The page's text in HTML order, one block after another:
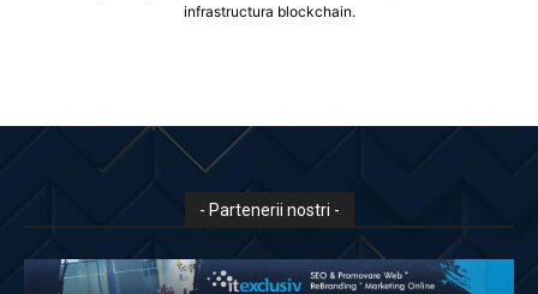
infrastructura blockchain.
- Partenerii nostri -